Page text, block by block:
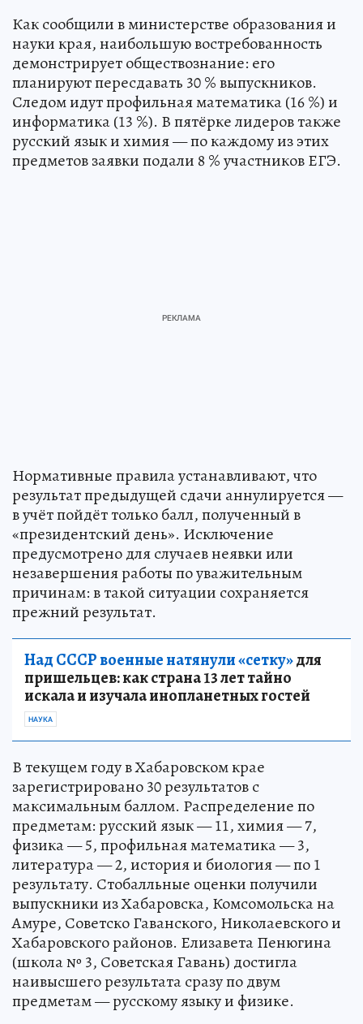
Как сообщили в министерстве образования и
науки края, наибольшую востребованность
демонстрирует обществознание: его
планируют пересдавать 30 % выпускников.
Следом идут профильная математика (16 %) и
информатика (13 %). В пятёрке лидеров также
русский язык и химия — по каждому из этих
предметов заявки подали 8 % участников ЕГЭ.
Нормативные правила устанавливают, что
результат предыдущей сдачи аннулируется —
в учёт пойдёт только балл, полученный в
«президентский день». Исключение
предусмотрено для случаев неявки или
незавершения работы по уважительным
причинам: в такой ситуации сохраняется
прежний результат.
Над СССР военные натянули «сетку»для
пришельцев: как страна 13 лет тайно
искала и изучала инопланетных гостей
НАУКА
В текущем году в Хабаровском крае
зарегистрировано 30 результатов с
максимальным баллом. Распределение по
предметам: русский язык — 11, химия — 7,
физика — 5, профильная математика — 3,
литература — 2, история и биология — по 1
результату. Стобалльные оценки получили
выпускники из Хабаровска, Комсомольска на
Амуре, Советско Гаванского, Николаевского и
Хабаровского районов. Елизавета Пенюгина
(школа № 3, Советская Гавань) достигла
наивысшего результата сразу по двум
предметам — русскому языку и физике.